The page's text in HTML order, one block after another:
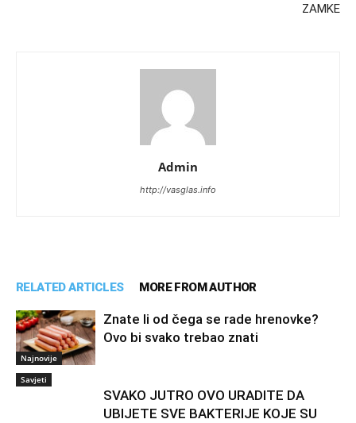
ZAMKE
Admin
http://vasglas.info
RELATED ARTICLES MORE FROM AUTHOR
Najnovije
Znate li od čega se rade hrenovke?
Ovo bi svako trebao znati
Savjeti
SVAKO JUTRO OVO URADITE DA
UBIJETE SVE BAKTERIJE KOJE SU